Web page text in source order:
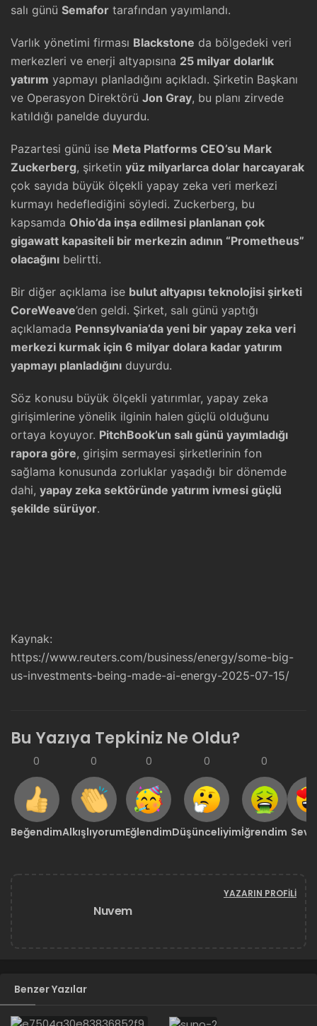
salı günü Semafor tarafından yayımlandı.
Varlık yönetimi firması Blackstone da bölgedeki veri
merkezleri ve enerji altyapısına 25 milyar dolarlık
yatırım yapmayı planladığını açıkladı. Şirketin Başkanı
ve Operasyon Direktörü Jon Gray, bu planı zirvede
katıldığı panelde duyurdu.
Pazartesi günü ise Meta Platforms CEO’su Mark
Zuckerberg, şirketin yüz milyarlarca dolar harcayarak
çok sayıda büyük ölçekli yapay zeka veri merkezi
kurmayı hedeflediğini söyledi. Zuckerberg, bu
kapsamda Ohio’da inşa edilmesi planlanan çok
gigawatt kapasiteli bir merkezin adının “Prometheus”
olacağını belirtti.
Bir diğer açıklama ise bulut altyapısı teknolojisi şirketi
CoreWeave’den geldi. Şirket, salı günü yaptığı
açıklamada Pennsylvania’da yeni bir yapay zeka veri
merkezi kurmak için 6 milyar dolara kadar yatırım
yapmayı planladığını duyurdu.
Söz konusu büyük ölçekli yatırımlar, yapay zeka
girişimlerine yönelik ilginin halen güçlü olduğunu
ortaya koyuyor. PitchBook’un salı günü yayımladığı
rapora göre, girişim sermayesi şirketlerinin fon
sağlama konusunda zorluklar yaşadığı bir dönemde
dahi, yapay zeka sektöründe yatırım ivmesi güçlü
şekilde sürüyor.
Kaynak:
https://www.reuters.com/business/energy/some-big-
us-investments-being-made-ai-energy-2025-07-15/
Bu Yazıya Tepkiniz Ne Oldu?
0
Beğendim
0
Alkışlıyorum
0
Eğlendim
0
Düşünceliyim
0
İğrendim
Nuvem
YAZARIN PROFILI
Benzer Yazılar